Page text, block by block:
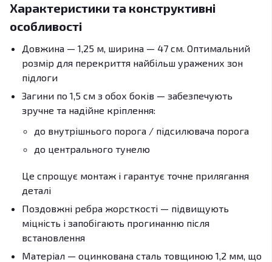
Характеристики та конструктивні
особливості
Довжина — 1,25 м, ширина — 47 см. Оптимальний
розмір для перекриття найбільш уражених зон
підлоги
Загини по 1,5 см з обох боків — забезпечують
зручне та надійне кріплення:
до внутрішнього порога / підсилювача порога
до центрального тунелю
Це спрощує монтаж і гарантує точне прилягання
деталі
Поздовжні ребра жорсткості — підвищують
міцність і запобігають прогинанню після
встановлення
Матеріал — оцинкована сталь товщиною 1,2 мм, що